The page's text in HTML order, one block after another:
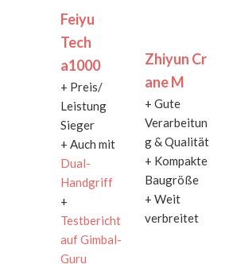
Feiyu
Tech
a1000
+ Preis/
Leistung
Sieger
+ Auch mit
Dual-
Handgriff
+
Testbericht
auf Gimbal-
Guru
Zhiyun Cr
ane M
+ Gute
Verarbeitun
g & Qualität
+ Kompakte
Baugröße
+ Weit
verbreitet